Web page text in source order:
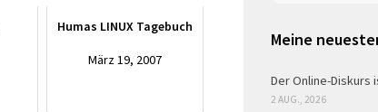
Humas LINUX Tagebuch
März 19, 2007
Meine
Der Online-Diskurs
2 AUG., 2026